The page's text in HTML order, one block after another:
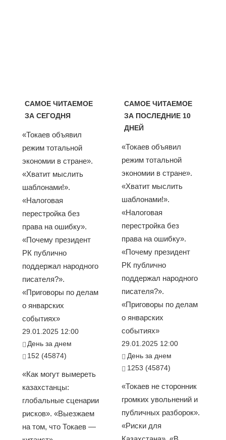
САМОЕ ЧИТАЕМОЕ
ЗА СЕГОДНЯ
«Токаев объявил
режим тотальной
экономии в стране».
«Хватит мыслить
шаблонами!».
«Налоговая
перестройка без
права на ошибку».
«Почему президент
РК публично
поддержал народного
писателя?».
«Приговоры по делам
о январских
событиях»
29.01.2025 12:00
День за днем
152 (45874)
«Как могут вымереть
казахстанцы:
глобальные сценарии
рисков». «Выезжаем
на том, что Токаев —
САМОЕ ЧИТАЕМОЕ
ЗА ПОСЛЕДНИЕ 10
ДНЕЙ
«Токаев объявил
режим тотальной
экономии в стране».
«Хватит мыслить
шаблонами!».
«Налоговая
перестройка без
права на ошибку».
«Почему президент
РК публично
поддержал народного
писателя?».
«Приговоры по делам
о январских
событиях»
29.01.2025 12:00
День за днем
1253 (45874)
«Токаев не сторонник
громких увольнений и
публичных разборок».
«Риски для